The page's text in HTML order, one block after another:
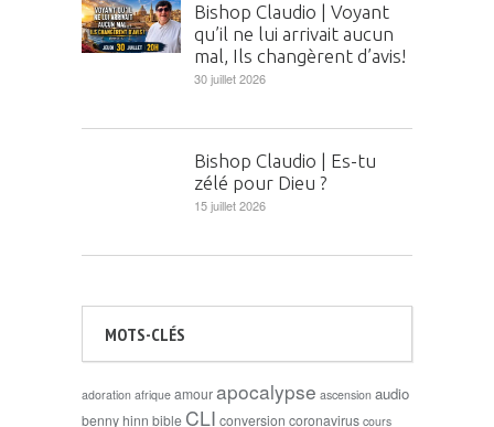
Bishop Claudio | Voyant
qu’il ne lui arrivait aucun
mal, Ils changèrent d’avis!
30 juillet 2026
Bishop Claudio | Es-tu
zélé pour Dieu ?
15 juillet 2026
MOTS-CLÉS
adoration afrique amourapocalypse ascension audio
benny hinn bible CLI conversion coronavirus cours